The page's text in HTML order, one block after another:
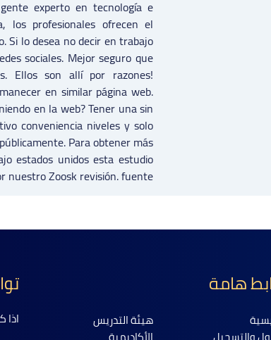
experto en tecnología e
los profesionales ofrecen el
Si lo desea no decir en trabajo
sociales. Mejor seguro que
Ellos son allí por razones!
en similar página web.
en la web? Tener una sin
conveniencia niveles y solo
Para obtener más
estados unidos esta estudio
nuestro Zoosk revisión. fuente
هامة
هيئة التدريس